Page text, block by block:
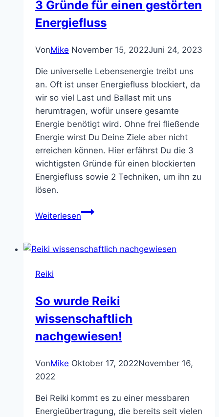
3 Gründe für einen gestörten
Energiefluss
VonMike November 15, 2022Juni 24, 2023
Die universelle Lebensenergie treibt uns
an. Oft ist unser Energiefluss blockiert, da
wir so viel Last und Ballast mit uns
herumtragen, wofür unsere gesamte
Energie benötigt wird. Ohne frei fließende
Energie wirst Du Deine Ziele aber nicht
erreichen können. Hier erfährst Du die 3
wichtigsten Gründe für einen blockierten
Energiefluss sowie 2 Techniken, um ihn zu
lösen.
WeiterlesenUniverselle
3
gestörten
Energiefluss
Reiki
So wurde Reiki
wissenschaftlich
nachgewiesen!
VonMike Oktober 17, 2022November 16,
2022
Bei Reiki kommt es zu einer messbaren
Energieübertragung, die bereits seit vielen